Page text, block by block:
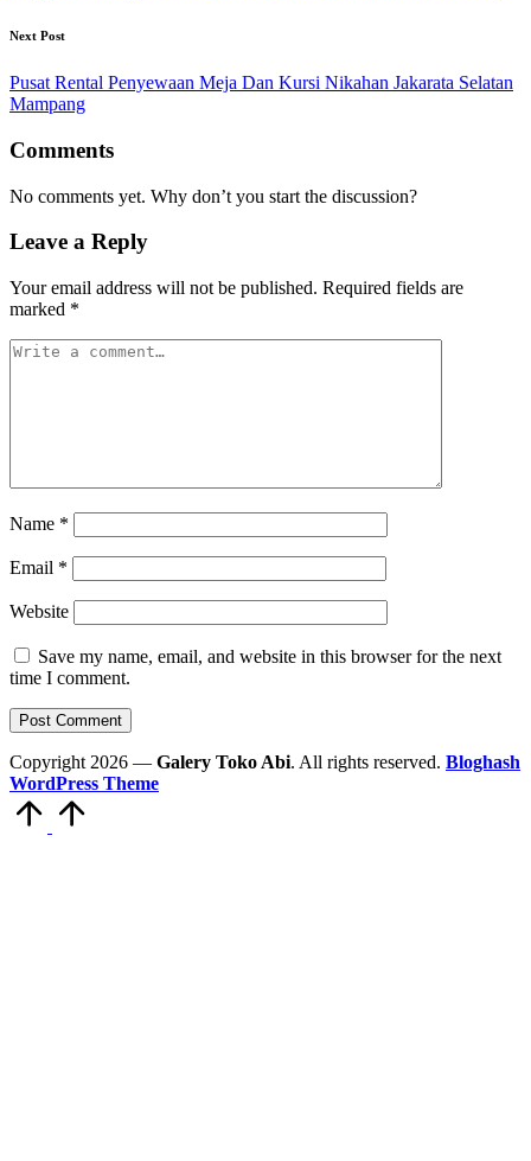
Next Post
Pusat Rental Penyewaan Meja Dan Kursi Nikahan Jakarata Selatan
Mampang
Comments
No comments yet. Why don’t you start the discussion?
Leave a Reply
Your email address will not be published. Required fields are
marked *
Name *
Email *
Website
Save my name, email, and website in this browser for the next
time I comment.
Copyright 2026 — Galery Toko Abi. All rights reserved. Bloghash
WordPress Theme